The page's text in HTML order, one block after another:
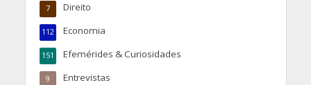
Direito
7
Economia
112
Efemérides & Curiosidades
151
Entrevistas
9